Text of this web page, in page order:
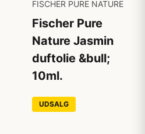
FISCHER PURE NATURE
Fischer Pure
Nature Jasmin
duftolie &bull;
10ml.
UDSALG